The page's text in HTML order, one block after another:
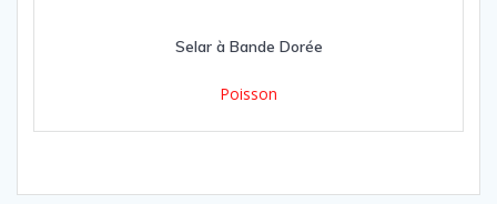
Selar à Bande Dorée
Poisson